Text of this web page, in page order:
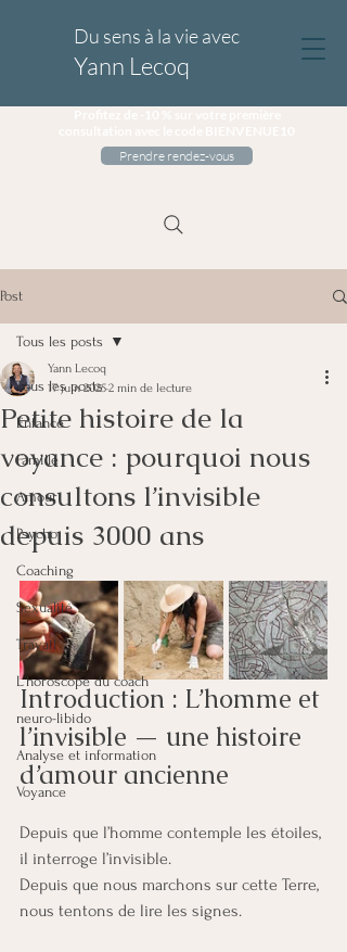
Du sens à la vie avec
Yann Lecoq
Prendre rendez-vous
Post
Tous les posts
Enfance
Famille
Amour
Psycho
Coaching
Sexualité
Travail
L'horoscope du coach
neuro-libido
Analyse et information
Voyance
Tous les posts
Petite histoire de la
voyance : pourquoi nous
consultons l’invisible
depuis 3000 ans
Yann Lecoq
17 juin 20252 min de lecture
Introduction : L’homme et
l’invisible — une histoire
d’amour ancienne
Depuis que l’homme contemple les étoiles,
il interroge l’invisible.
Depuis que nous marchons sur cette Terre,
nous tentons de lire les signes.